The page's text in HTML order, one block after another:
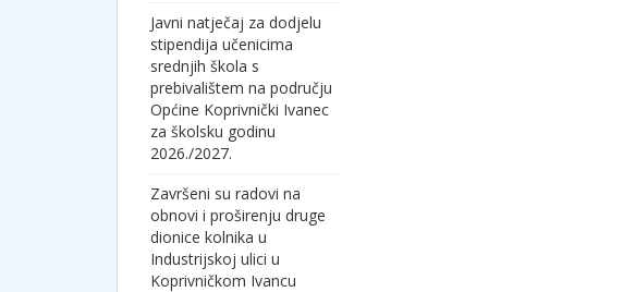
Javni natječaj za dodjelu
stipendija učenicima
srednjih škola s
prebivalištem na području
Općine Koprivnički Ivanec
za školsku godinu
2026./2027.
Završeni su radovi na
obnovi i proširenju druge
dionice kolnika u
Industrijskoj ulici u
Koprivničkom Ivancu